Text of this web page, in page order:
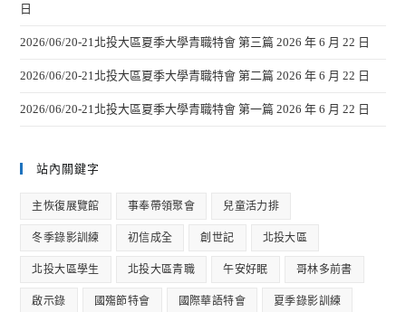
日
2026/06/20-21北投大區夏季大學青職特會 第三篇 2026 年 6 月 22 日
2026/06/20-21北投大區夏季大學青職特會 第二篇 2026 年 6 月 22 日
2026/06/20-21北投大區夏季大學青職特會 第一篇 2026 年 6 月 22 日
站內關鍵字
主恢復展覽館 事奉帶領聚會 兒童活力排
冬季錄影訓練 初信成全 創世記 北投大區
北投大區學生 北投大區青職 午安好眠 哥林多前書
啟示錄 國殤節特會 國際華語特會 夏季錄影訓練